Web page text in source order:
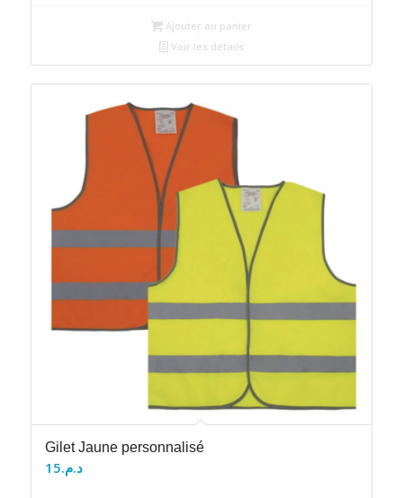
Ajouter au panier
Voir les détails
Gilet Jaune personnalisé
د.م.15